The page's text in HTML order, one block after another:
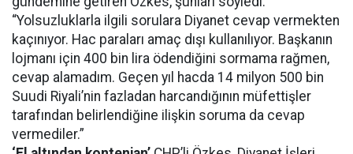
“Yolsuzluklarla ilgili sorulara Diyanet cevap vermekten
kaçınıyor. Hac paraları amaç dışı kullanılıyor. Başkanın
lojmanı için 400 bin lira ödendiğini sormama rağmen,
cevap alamadım. Geçen yıl hacda 14 milyon 500 bin
Suudi Riyali’nin fazladan harcandığının müfettişler
tarafından belirlendiğine ilişkin soruma da cevap
vermediler.”